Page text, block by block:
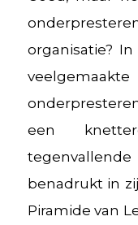
organisatie?
een
benadrukt in
Piramide van